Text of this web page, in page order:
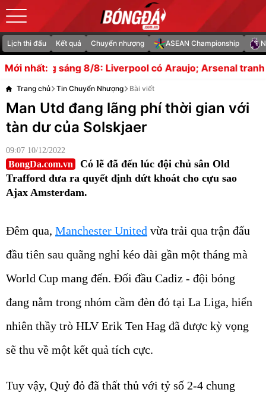
Lịch thi đấu Kết quả Chuyển nhượng ASEAN Championship
Mới nhất:
Liverpool có Araujo; Arsenal tranh Esposito với MU
Trang chủ Tin Chuyển Nhượng Bài viết
Man Utd đang lãng phí thời gian với
tàn dư của Solskjaer
09:07 10/12/2022
BongDa.com.vn
Có lẽ đã đến lúc đội chủ sân Old
Trafford đưa ra quyết định dứt khoát cho cựu sao
Ajax Amsterdam.
Đêm qua, Manchester United vừa trải qua trận đấu
đầu tiên sau quãng nghỉ kéo dài gần một tháng mà
World Cup mang đến. Đối đầu Cadiz - đội bóng
đang nằm trong nhóm cầm đèn đỏ tại La Liga, hiển
nhiên thầy trò HLV Erik Ten Hag đã được kỳ vọng
sẽ thu về một kết quả tích cực.
Tuy vậy, Quỷ đỏ đã thất thủ với tỷ số 2-4 chung